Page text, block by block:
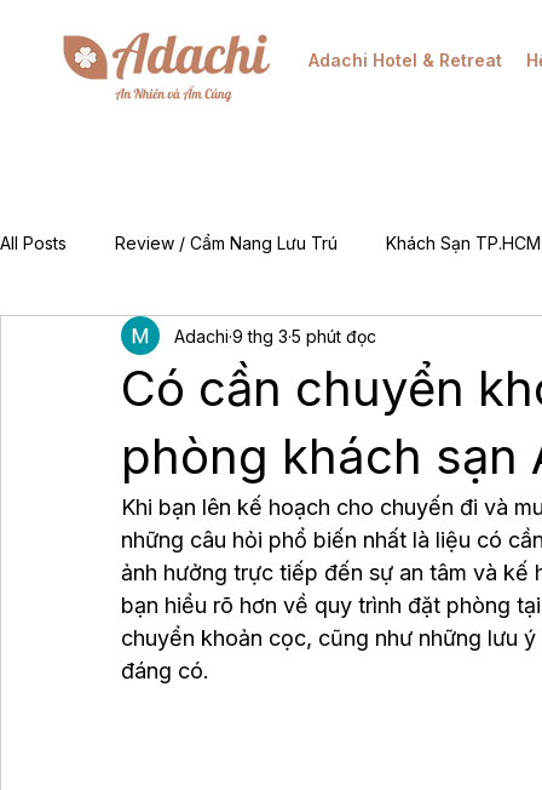
Adachi Hotel & Retreat
All Posts Review / Cẩm Nang Lưu Trú Khách Sạn TP.HCM
Mẹo & Kinh Nghiệm Tin Tức Khuyến Mãi / Đặt Phòng
For Foreigners (EN) Về Chúng Tôi (About Adachi)
Có cần chuyển
phòng khách sạn
Adachi 9 thg 3 5 phút đọc
Khi bạn lên kế hoạch cho chuyến đi và
những câu hỏi phổ biến nhất là liệu có
ảnh hưởng trực tiếp đến sự an tâm và
bạn hiểu rõ hơn về quy trình đặt phòng
chuyển khoản cọc, cũng như những lưu
đáng có.